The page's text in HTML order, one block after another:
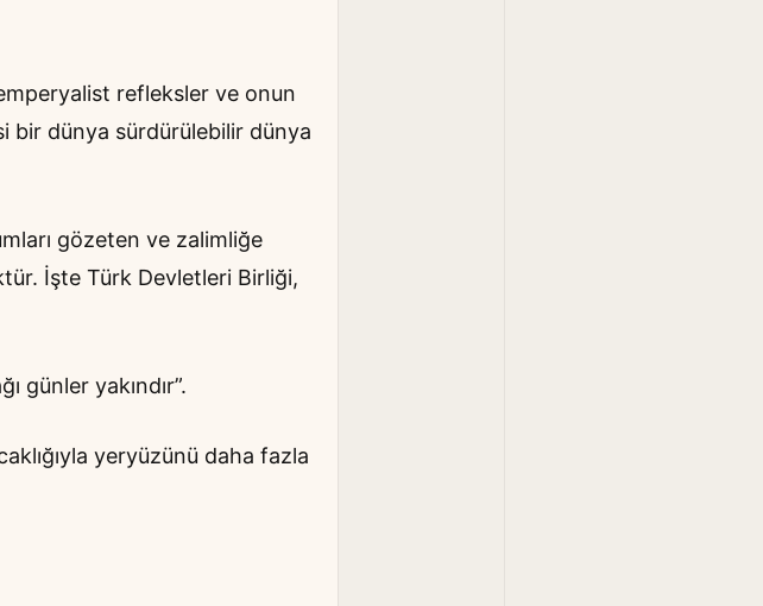
refleksler ve onun
bir dünya sürdürülebilir dünya
gözeten ve zalimliğe
İşte Türk Devletleri Birliği,
günler yakındır”.
yeryüzünü daha fazla